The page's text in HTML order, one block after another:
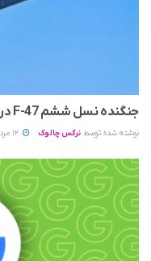
جنگنده نسل ششم F-47 در مسیر نخستین پرواز
نوشته شده توسط نرگس چالوک